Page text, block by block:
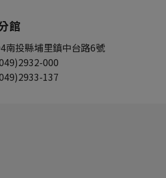
館
南投縣埔里鎮中台路6號
000
137